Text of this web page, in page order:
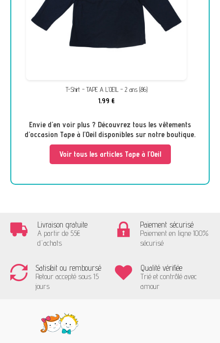
T-Shirt - TAPE A L'OEIL - 2 ans (86)
1,99 €
Envie d'en voir plus ? Découvrez tous les vêtements
d’occasion Tape à l'Oeil disponibles sur notre boutique.
Voir tous les articles Tape à l'Oeil
Livraison gratuite
A partir de 55€
d'achats
Paiement sécurisé
Paiement en ligne 100%
sécurisé
Satisfait ou remboursé
Retour accepté sous 15
jours
Qualité vérifiée
Trié et contrôlé avec
amour